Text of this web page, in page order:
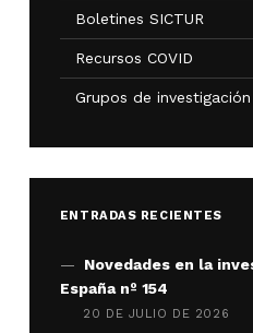
Boletines SICTUR
Recursos COVID
Grupos de investigación
ENTRADAS RECIENTES
Novedades en la
España nº 154
20 DE JULIO DE 2026